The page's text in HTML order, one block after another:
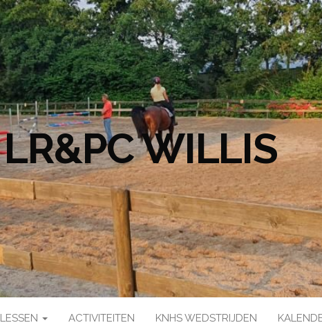
LR&PC WILLIS
LESSEN ACTIVITEITEN KNHS WEDSTRIJDEN